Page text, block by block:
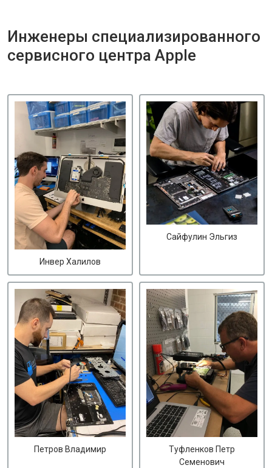
Инженеры специализированного
сервисного центра Apple
Инвер Халилов
Сайфулин Эльгиз
Петров Владимир
Туфленков Петр
Семенович